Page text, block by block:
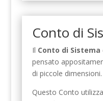
Conto di
Il Conto di Sistema
pensato
di piccole dimensioni.
Questo Conto